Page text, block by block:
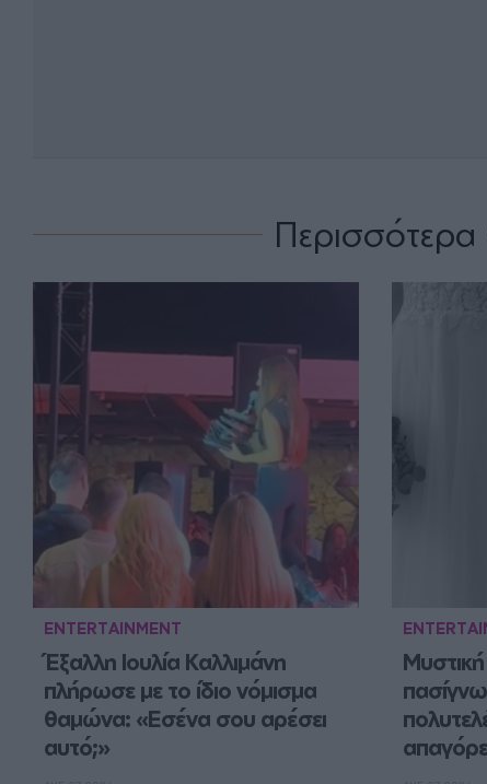
ENTERTAINMENT
Έξαλλη Ιουλία Καλλιμάνη
πλήρωσε με το ίδιο νόμισμα
θαμώνα: «Εσένα σου αρέσει
αυτό;»
Μυστική